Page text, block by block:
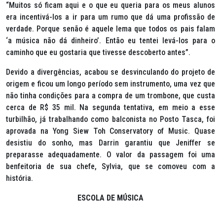
“Muitos só ficam aqui e o que eu queria para os meus alunos
era incentivá-los a ir para um rumo que dá uma profissão de
verdade. Porque senão é aquele lema que todos os pais falam
‘a música não dá dinheiro’. Então eu tentei levá-los para o
caminho que eu gostaria que tivesse descoberto antes”.
Devido a divergências, acabou se desvinculando do projeto de
origem e ficou um longo período sem instrumento, uma vez que
não tinha condições para a compra de um trombone, que custa
cerca de R$ 35 mil. Na segunda tentativa, em meio a esse
turbilhão, já trabalhando como balconista no Posto Tasca, foi
aprovada na Yong Siew Toh Conservatory of Music. Quase
desistiu do sonho, mas Darrin garantiu que Jeniffer se
preparasse adequadamente. O valor da passagem foi uma
benfeitoria de sua chefe, Sylvia, que se comoveu com a
história.
ESCOLA DE MÚSICA